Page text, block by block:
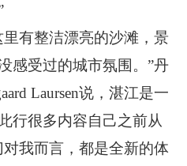
有整洁漂亮的沙滩，景
感受过的城市氛围。”丹
Laursen说，湛江是一
行很多内容自己之前从
我而言，都是全新的体